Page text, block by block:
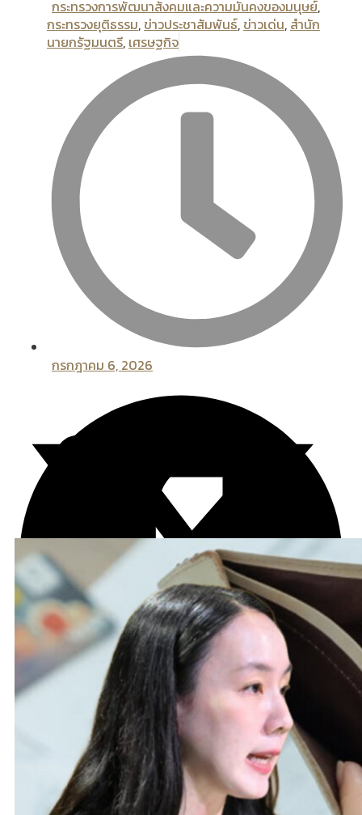
กระทรวงการพัฒนาสังคมและความมันคงของมนุษย์,
กระทรวงยุติธรรม, ข่าวประชาสัมพันธ์, ข่าวเด่น, สํานัก
นายกรัฐมนตรี, เศรษฐกิจ
กรกฎาคม 6, 2026